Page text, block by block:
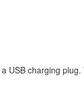
USB charging plug.